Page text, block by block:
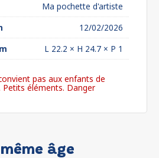
Ma pochette d'artiste
12/02/2026
L 22.2 × H 24.7 × P 1
pas aux enfants de
éléments. Danger
âge